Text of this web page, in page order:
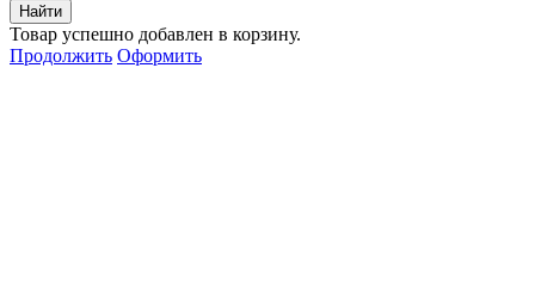
Найти
Товар успешно добавлен в корзину.
Продолжить Оформить